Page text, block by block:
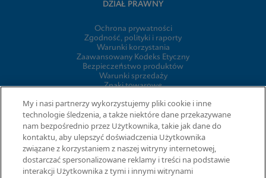
DZIAŁ PRAWNY
Ochrona prywatności
Zgodność, polityki i raporty
Warunki korzystania
Zaawansowany Kodeks Etyczny
Bezpieczeństwo produktów
Warunki sprzedaży
Znaki towarowe
Cepheid Grant & Donation Program
Ustawienia plików cookie
UMOWY
My i nasi partnerzy wykorzystujemy pliki cookie i inne
technologie śledzenia, a także niektóre dane przekazywane
nam bezpośrednio przez Użytkownika, takie jak dane do
kontaktu, aby ulepszyć doświadczenia Użytkownika
związane z korzystaniem z naszej witryny internetowej,
dostarczać spersonalizowane reklamy i treści na podstawie
interakcji Użytkownika z tymi i innymi witrynami